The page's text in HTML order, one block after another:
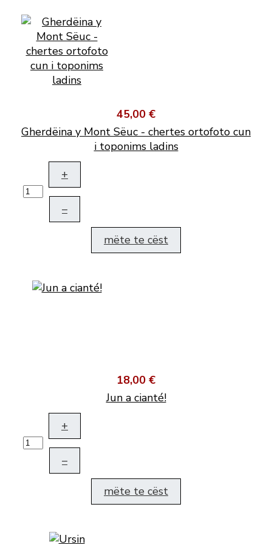
45,00 €
Gherdëina y Mont Sëuc - chertes ortofoto cun
i toponims ladins
+
–
mëte te cëst
18,00 €
Jun a cianté!
+
–
mëte te cëst